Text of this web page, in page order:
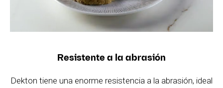
Resistente a la abrasión
Dekton tiene una enorme resistencia a la abrasión, ideal